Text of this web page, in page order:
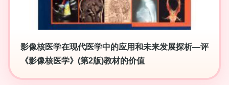
影像核医学在现代医学中的应用和未来发展探析—评
《影像核医学》(第2版)教材的价值